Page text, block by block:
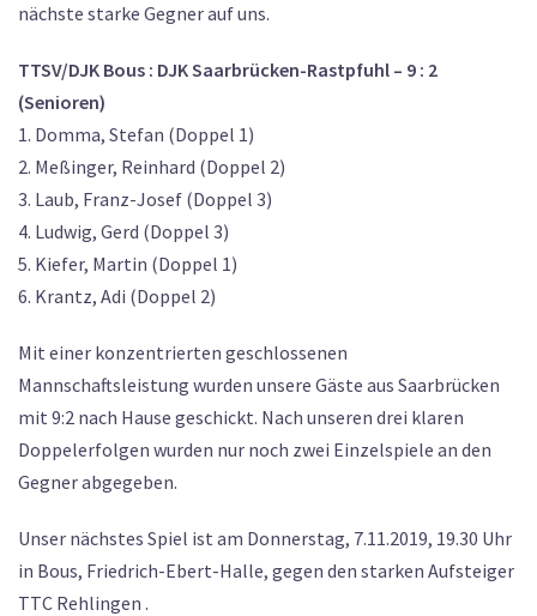
nächste starke Gegner auf uns.
TTSV/DJK Bous : DJK Saarbrücken-Rastpfuhl – 9 : 2
(Senioren)
1. Domma, Stefan (Doppel 1)
2. Meßinger, Reinhard (Doppel 2)
3. Laub, Franz-Josef (Doppel 3)
4. Ludwig, Gerd (Doppel 3)
5. Kiefer, Martin (Doppel 1)
6. Krantz, Adi (Doppel 2)
Mit einer konzentrierten geschlossenen
Mannschaftsleistung wurden unsere Gäste aus Saarbrücken
mit 9:2 nach Hause geschickt. Nach unseren drei klaren
Doppelerfolgen wurden nur noch zwei Einzelspiele an den
Gegner abgegeben.
Unser nächstes Spiel ist am Donnerstag, 7.11.2019, 19.30 Uhr
in Bous, Friedrich-Ebert-Halle, gegen den starken Aufsteiger
TTC Rehlingen .